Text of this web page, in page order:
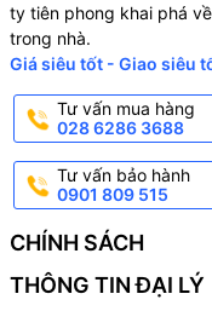
ty tiên phong khai phá
trong nhà.
Giá siêu tốt - Giao siêu
Tư vấn mua hàng
028 6286 3688
Tư vấn bảo hành
0901 809 515
CHÍNH SÁCH
THÔNG TIN ĐẠI LÝ